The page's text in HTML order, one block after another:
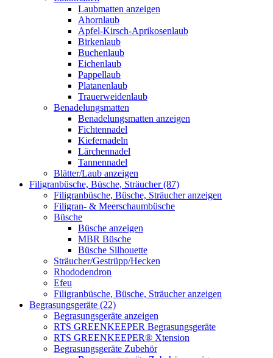
Laubmatten anzeigen
Ahornlaub
Apfel-Kirsch-Aprikosenlaub
Birkenlaub
Buchenlaub
Eichenlaub
Pappellaub
Platanenlaub
Trauerweidenlaub
Benadelungsmatten
Benadelungsmatten anzeigen
Fichtennadel
Kiefernadeln
Lärchennadel
Tannennadel
Blätter/Laub anzeigen
Filigranbüsche, Büsche, Sträucher (87)
Filigranbüsche, Büsche, Sträucher anzeigen
Filigran- & Meerschaumbüsche
Büsche
Büsche anzeigen
MBR Büsche
Büsche Silhouette
Sträucher/Gestrüpp/Hecken
Rhododendron
Efeu
Filigranbüsche, Büsche, Sträucher anzeigen
Begrasungsgeräte (22)
Begrasungsgeräte anzeigen
RTS GREENKEEPER Begrasungsgeräte
RTS GREENKEEPER® Xtension
Begrasungsgeräte Zubehör